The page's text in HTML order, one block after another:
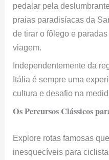
pedalar pela
praias paradisíacas da
de tirar o fôlego e
viagem.
Independentemente da
Itália é sempre uma
cultura e desafio na
Os Percursos Clássicos
Explore rotas famosas
inesquecíveis para